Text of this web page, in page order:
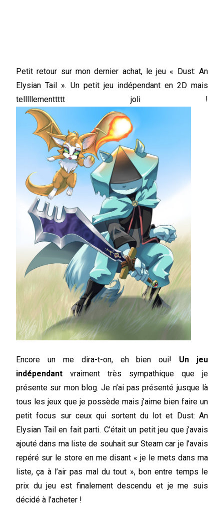
Petit retour sur mon dernier achat, le jeu « Dust: An
Elysian Tail ». Un petit jeu indépendant en 2D mais
telllllementtttt joli !
Encore un me dira-t-on, eh bien oui! Un jeu
indépendant vraiment très sympathique que je
présente sur mon blog. Je n’ai pas présenté jusque là
tous les jeux que je possède mais j’aime bien faire un
petit focus sur ceux qui sortent du lot et Dust: An
Elysian Tail en fait parti. C’était un petit jeu que j’avais
ajouté dans ma liste de souhait sur Steam car je l’avais
repéré sur le store en me disant « je le mets dans ma
liste, ça à l’air pas mal du tout », bon entre temps le
prix du jeu est finalement descendu et je me suis
décidé à l’acheter !